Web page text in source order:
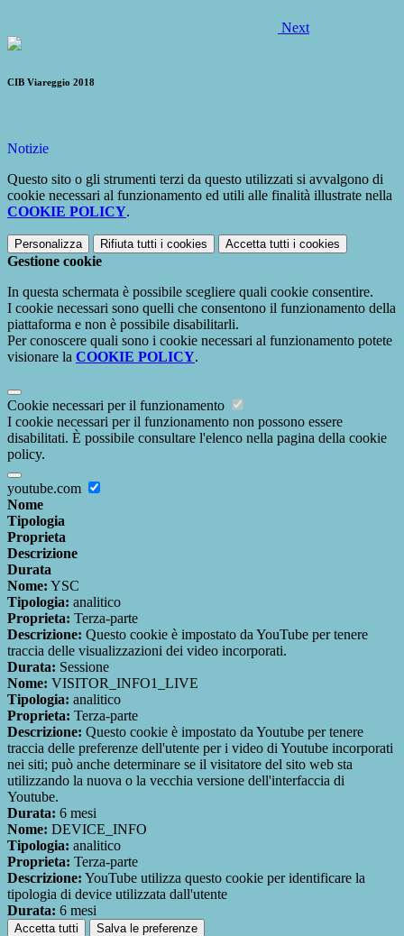
Next
CIB Viareggio 2018
Notizie
Questo sito o gli strumenti terzi da questo utilizzati si avvalgono di
cookie necessari al funzionamento ed utili alle finalità illustrate nella
COOKIE POLICY.
Personalizza Rifiuta tutti i cookies Accetta tutti i cookies
Gestione cookie
In questa schermata è possibile scegliere quali cookie consentire.
I cookie necessari sono quelli che consentono il funzionamento della
piattaforma e non è possibile disabilitarli.
Per conoscere quali sono i cookie necessari al funzionamento potete
visionare la COOKIE POLICY.
Cookie necessari per il funzionamento
I cookie necessari per il funzionamento non possono essere
disabilitati. È possibile consultare l'elenco nella pagina della cookie
policy.
youtube.com
Nome
Tipologia
Proprieta
Descrizione
Durata
Nome: YSC
Tipologia: analitico
Proprieta: Terza-parte
Descrizione: Questo cookie è impostato da YouTube per tenere
traccia delle visualizzazioni dei video incorporati.
Durata: Sessione
Nome: VISITOR_INFO1_LIVE
Tipologia: analitico
Proprieta: Terza-parte
Descrizione: Questo cookie è impostato da Youtube per tenere
traccia delle preferenze dell'utente per i video di Youtube incorporati
nei siti; può anche determinare se il visitatore del sito web sta
utilizzando la nuova o la vecchia versione dell'interfaccia di
Youtube.
Durata: 6 mesi
Nome: DEVICE_INFO
Tipologia: analitico
Proprieta: Terza-parte
Descrizione: YouTube utilizza questo cookie per identificare la
tipologia di device utilizzata dall'utente
Durata: 6 mesi
Accetta tutti Salva le preferenze